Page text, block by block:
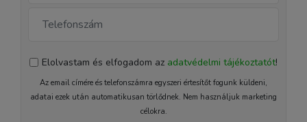
Elolvastam és elfogadom az adatvédelmi tájékoztatót!
Az email címére és telefonszámra egyszeri értesítőt fogunk küldeni,
adatai ezek után automatikusan törlődnek. Nem használjuk marketing
célokra.